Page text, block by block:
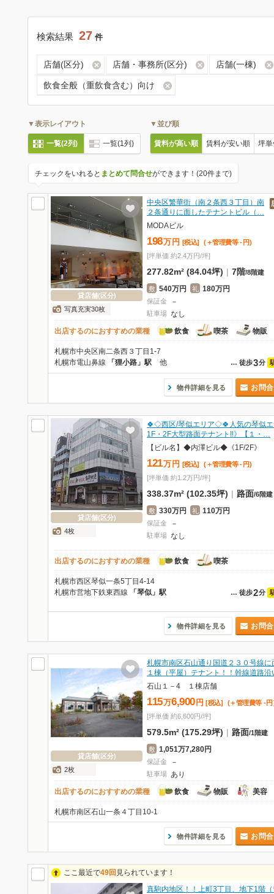
検索結果 27 件
店舗(区分) 店舗・事務所(区分) 店舗(一棟)
飲食全般（重飲食含む）向け
▼表示レイアウト
一覧(2列) 一覧(1列)
▼並び順
賃料が高い順 賃料が安い順 坪
チェックをいれると まとめて問合せができます！(20件まで)
貸店舗(区分)
写真充実30枚
中央区繁華街（南２条西３丁目）南
２条通りに面したテナントビル（…
MODAビル
198万 円 [税込] (＋管理費等 - 円)
[坪単価 約2.4万円/坪]
277.82m² (84.04坪) | 7階/8階建
敷 540万円 礼 180万円
保証金 －
駐車場 なし
出店するのにおすすめの業種
飲食 喫茶 物販
札幌市中央区南二条西３丁目1-7
… 徒歩3分
札幌市電山鼻線 「狸小路」駅 他
物件詳細を見る お問
貸店舗(区分)
4枚
🍀◇西区/琴似エリア◇🍀人気の琴似エ
1F・2F大型路面テナント‼》【１・…
【ビル名】◆内澤ビル◆《1F/2F》
121万 円 [税込] (＋管理費等 - 円)
[坪単価 約1.2万円/坪]
338.37m² (102.35坪) | 路面/6階建
敷 330万円 礼 110万円
保証金 －
駐車場 なし
出店するのにおすすめの業種 飲食 喫茶
札幌市西区琴似一条5丁目4-14
… 徒歩2分
札幌市営地下鉄東西線 「琴似」駅
物件詳細を見る お問
貸店舗(区分)
2枚
札幌市南区石山通り国道２３０号線に
１棟（平屋）テナント！！幹線道路
石山１－4 １棟店舗
115万6,900 円 [税込] (＋管理費等 - 円
[坪単価 約6,600円/坪]
579.5m² (175.29坪) | 路面/1階建
敷 1,051万7,280円
保証金 －
駐車場 あり
出店するのにおすすめの業種
飲食 物販 美容
札幌市南区石山一条４丁目10-1
物件詳細を見る お問
ここ最近で49回 見られています！
真駒内地区！！上町3丁目、地下1階